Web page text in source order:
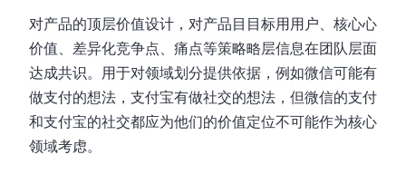
对产品的顶层价值设计，对产品⽬目标⽤用户、核⼼心
价值、差异化竞争点、痛点等策略略层信息在团队层⾯
达成共识。用于对领域划分提供依据，例如微信可能有
做支付的想法，支付宝有做社交的想法，但微信的支付
和支付宝的社交都应为他们的价值定位不可能作为核心
领域考虑。